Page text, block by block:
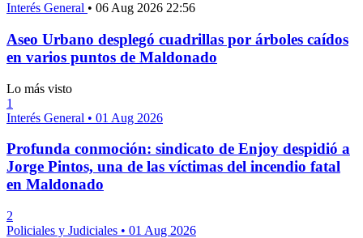
Interés General • 06 Aug 2026 22:56
Aseo Urbano desplegó cuadrillas por árboles caídos
en varios puntos de Maldonado
Lo más visto
1
Interés General • 01 Aug 2026
Profunda conmoción: sindicato de Enjoy despidió a
Jorge Pintos, una de las víctimas del incendio fatal
en Maldonado
2
Policiales y Judiciales • 01 Aug 2026